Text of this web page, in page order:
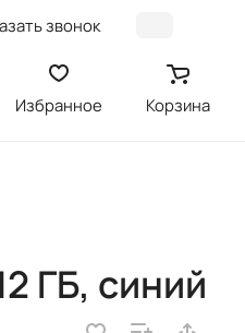
звонок
Избранное Корзина
ГБ, синий